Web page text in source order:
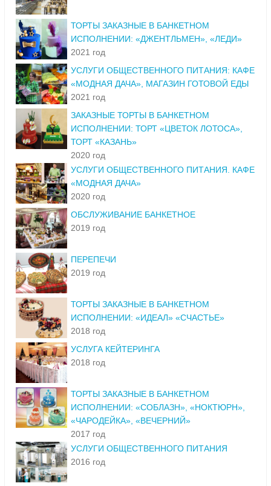
ТОРТЫ ЗАКАЗНЫЕ В БАНКЕТНОМ
ИСПОЛНЕНИИ: «ДЖЕНТЛЬМЕН», «ЛЕДИ»
2021 год
УСЛУГИ ОБЩЕСТВЕННОГО ПИТАНИЯ: КАФЕ
«МОДНАЯ ДАЧА», МАГАЗИН ГОТОВОЙ ЕДЫ
2021 год
ЗАКАЗНЫЕ ТОРТЫ В БАНКЕТНОМ
ИСПОЛНЕНИИ: ТОРТ «ЦВЕТОК ЛОТОСА»,
ТОРТ «КАЗАНЬ»
2020 год
УСЛУГИ ОБЩЕСТВЕННОГО ПИТАНИЯ. КАФЕ
«МОДНАЯ ДАЧА»
2020 год
ОБСЛУЖИВАНИЕ БАНКЕТНОЕ
2019 год
ПЕРЕПЕЧИ
2019 год
ТОРТЫ ЗАКАЗНЫЕ В БАНКЕТНОМ
ИСПОЛНЕНИИ: «ИДЕАЛ» «СЧАСТЬЕ»
2018 год
УСЛУГА КЕЙТЕРИНГА
2018 год
ТОРТЫ ЗАКАЗНЫЕ В БАНКЕТНОМ
ИСПОЛНЕНИИ: «СОБЛАЗН», «НОКТЮРН»,
«ЧАРОДЕЙКА», «ВЕЧЕРНИЙ»
2017 год
УСЛУГИ ОБЩЕСТВЕННОГО ПИТАНИЯ
2016 год